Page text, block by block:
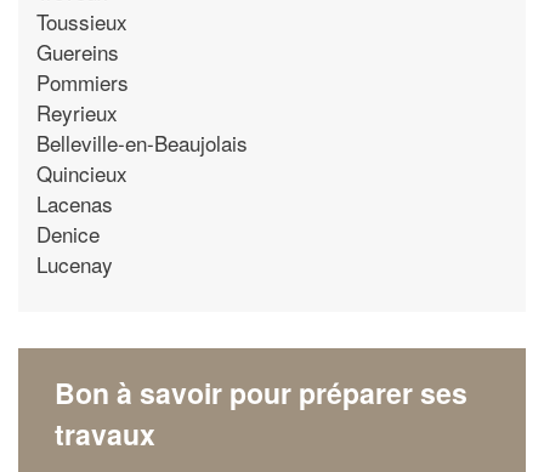
Toussieux
Guereins
Pommiers
Reyrieux
Belleville-en-Beaujolais
Quincieux
Lacenas
Denice
Lucenay
Bon à savoir pour préparer ses
travaux